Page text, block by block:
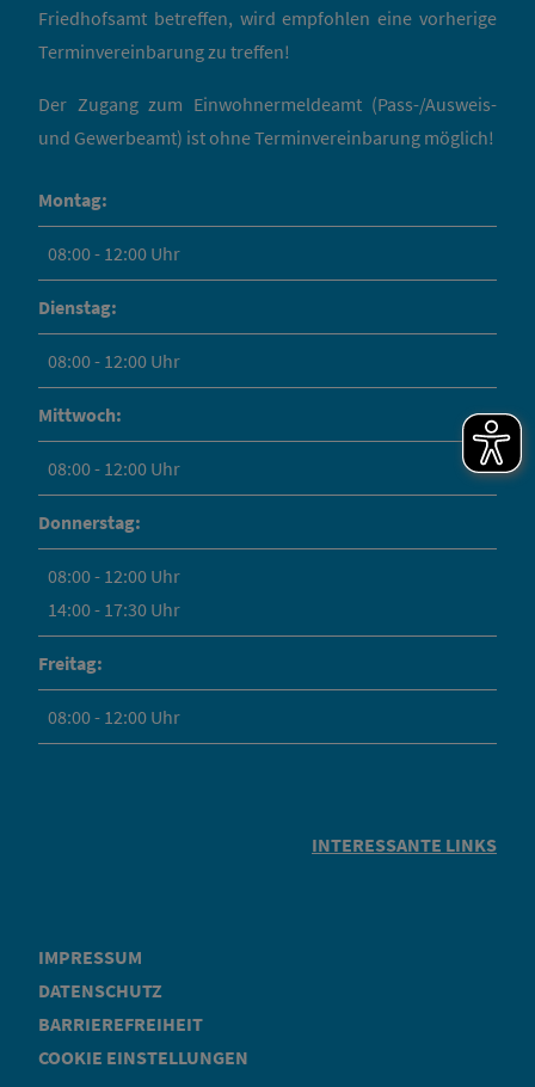
Friedhofsamt betreffen, wird empfohlen eine vorherige
Terminvereinbarung zu treffen!
Der Zugang zum Einwohnermeldeamt (Pass-/Ausweis-
und Gewerbeamt) ist ohne Terminvereinbarung möglich!
Montag:
08:00 - 12:00 Uhr
Dienstag:
08:00 - 12:00 Uhr
Mittwoch:
08:00 - 12:00 Uhr
Donnerstag:
08:00 - 12:00 Uhr
14:00 - 17:30 Uhr
Freitag:
08:00 - 12:00 Uhr
INTERESSANTE LINKS
IMPRESSUM
DATENSCHUTZ
BARRIEREFREIHEIT
COOKIE EINSTELLUNGEN